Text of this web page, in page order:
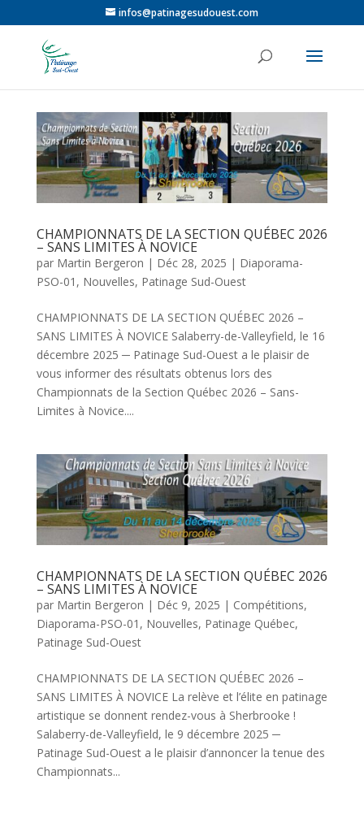
infos@patinagesudouest.com
CHAMPIONNATS DE LA SECTION QUÉBEC 2026
– SANS LIMITES À NOVICE
par Martin Bergeron | Déc 28, 2025 | Diaporama-
PSO-01 , Nouvelles, Patinage Sud-Ouest
CHAMPIONNATS DE LA SECTION QUÉBEC 2026 –
SANS LIMITES À NOVICE Salaberry-de-Valleyfield, le 16
décembre 2025 ─ Patinage Sud-Ouest a le plaisir de
vous informer des résultats obtenus lors des
Championnats de la Section Québec 2026 – Sans-
Limites à Novice....
CHAMPIONNATS DE LA SECTION QUÉBEC 2026
– SANS LIMITES À NOVICE
par Martin Bergeron | Déc 9, 2025 | Compétitions,
Diaporama-PSO-01 , Nouvelles, Patinage Québec,
Patinage Sud-Ouest
CHAMPIONNATS DE LA SECTION QUÉBEC 2026 –
SANS LIMITES À NOVICE La relève et l’élite en patinage
artistique se donnent rendez-vous à Sherbrooke !
Salaberry-de-Valleyfield, le 9 décembre 2025 ─
Patinage Sud-Ouest a le plaisir d’annoncer la tenue des
Championnats...